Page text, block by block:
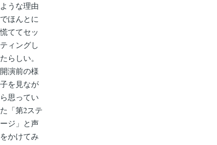
ような理由
でほんとに
慌ててセッ
ティングし
たらしい。
開演前の様
子を見なが
ら思ってい
た「第2ステ
ージ」と声
をかけてみ
り